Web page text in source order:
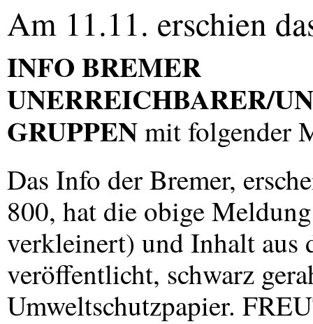
Am 11.11. erschien
INFOBREMER
UNERREICHBARER/
GRUPPENmit folgender
Das Info der Bremer,
800, hat die obige
verkleinert) und Inhalt aus
veröffentlicht, schwarz
Umweltschutzpapier.